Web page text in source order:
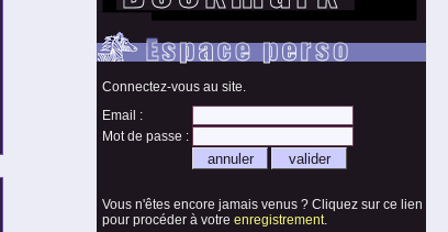
Connectez-vous au site.
Email :
Mot de passe :
Vous n'êtes encore jamais venus ? Cliquez sur ce lien
pour procéder à votre enregistrement.